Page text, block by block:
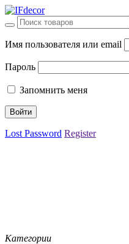
Имя пользователя или email
Пароль
Запомнить меня
Lost Password Register
Категории